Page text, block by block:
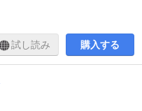
試し読み 購入する